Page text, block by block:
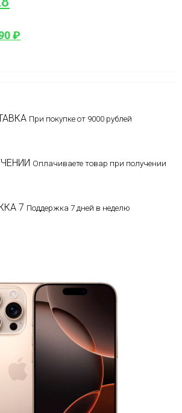
₽
При покупке от 9000 рублей
Оплачиваете товар при получении
7 Поддержка 7 дней в неделю